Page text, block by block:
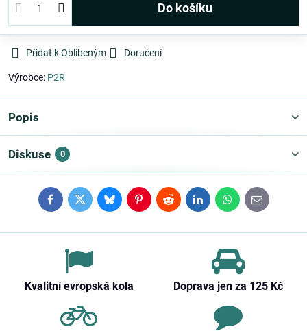
Do košíku
Přidat k Oblíbeným Doručení
Výrobce: P2R
Popis
Diskuse 0
FacebookTwitterBlueskyPinterestRedditLinkedInWhatsApp
E-
mail
Kvalitní evropská kola Doprava jen za 125 Kč